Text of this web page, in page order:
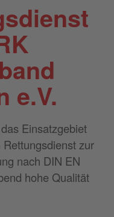
e.V.
Einsatzgebiet
zur
nach DIN EN
hohe Qualität